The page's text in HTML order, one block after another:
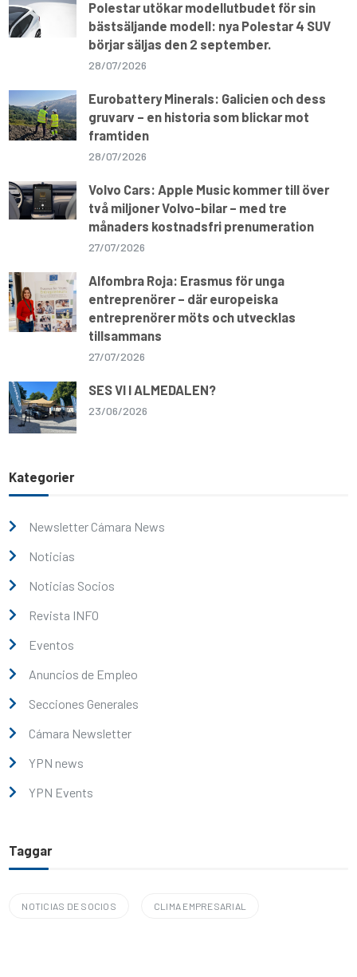
Polestar utökar modellutbudet för sin
bästsäljande modell: nya Polestar 4 SUV
börjar säljas den 2 september.
28/07/2026
Eurobattery Minerals: Galicien och dess
gruvarv – en historia som blickar mot
framtiden
28/07/2026
Volvo Cars: Apple Music kommer till över
två miljoner Volvo-bilar – med tre
månaders kostnadsfri prenumeration
27/07/2026
Alfombra Roja: Erasmus för unga
entreprenörer – där europeiska
entreprenörer möts och utvecklas
tillsammans
27/07/2026
SES VI I ALMEDALEN?
23/06/2026
Kategorier
Newsletter Cámara News
Noticias
Noticias Socios
Revista INFO
Eventos
Anuncios de Empleo
Secciones Generales
Cámara Newsletter
YPN news
YPN Events
Taggar
NOTICIAS DE SOCIOS CLIMA EMPRESARIAL